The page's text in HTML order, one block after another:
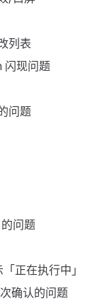
列表
闪现问题
问题
问题
正在执行中」
确认的问题